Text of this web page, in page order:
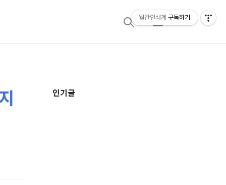
검
메
추
인기글
월간인쇄계 구독하기